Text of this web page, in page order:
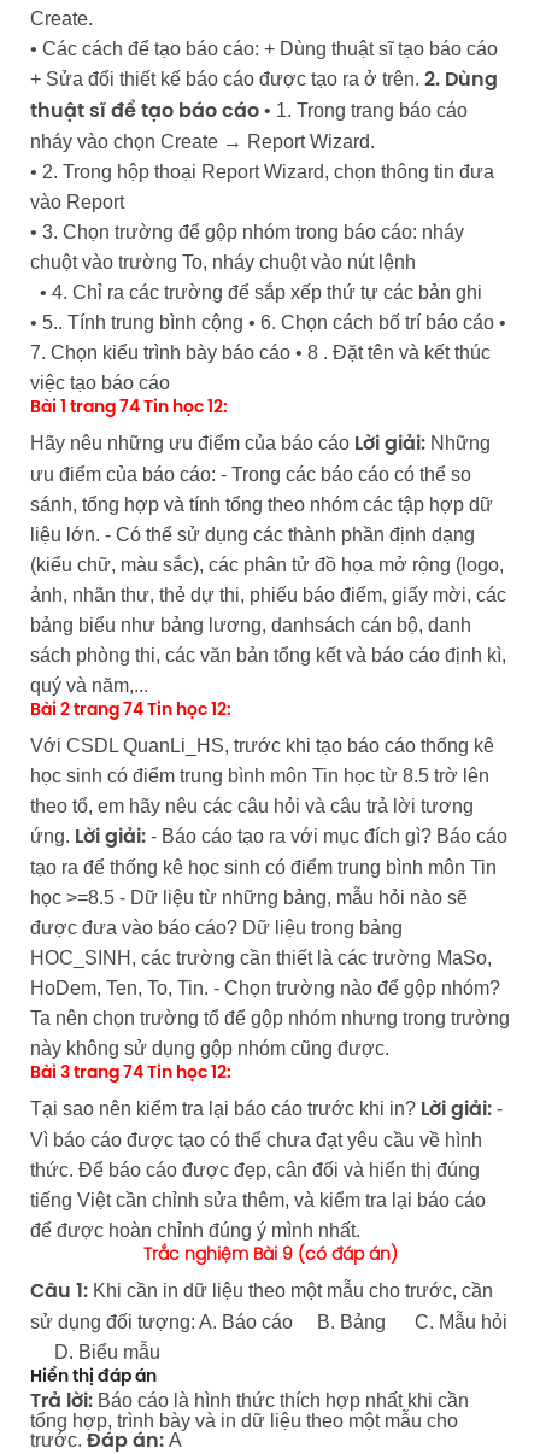
Create.
• Các cách để tạo báo cáo: + Dùng thuật sĩ tạo báo cáo
+ Sửa đổi thiết kế báo cáo được tạo ra ở trên. 2. Dùng
thuật sĩ để tạo báo cáo• 1. Trong trang báo cáo
nháy vào chọn Create → Report Wizard.
• 2. Trong hộp thoại Report Wizard, chọn thông tin đưa
vào Report
• 3. Chọn trường để gộp nhóm trong báo cáo: nháy
chuột vào trường To, nháy chuột vào nút lệnh
• 4. Chỉ ra các trường để sắp xếp thứ tự các bản ghi
• 5.. Tính trung bình cộng • 6. Chọn cách bố trí báo cáo •
7. Chọn kiểu trình bày báo cáo • 8 . Đặt tên và kết thúc
việc tạo báo cáo
Bài 1 trang 74 Tin học 12:
Hãy nêu những ưu điểm của báo cáo Lời giải:Những
ưu điểm của báo cáo: - Trong các báo cáo có thể so
sánh, tổng hợp và tính tổng theo nhóm các tập hợp dữ
liệu lớn. - Có thể sử dụng các thành phần định dạng
(kiểu chữ, màu sắc), các phân tử đồ họa mở rộng (logo,
ảnh, nhãn thư, thẻ dự thi, phiếu báo điểm, giấy mời, các
bảng biểu như bảng lương, danhsách cán bộ, danh
sách phòng thi, các văn bản tổng kết và báo cáo định kì,
quý và năm,...
Bài 2 trang 74 Tin học 12:
Với CSDL QuanLi_HS, trước khi tạo báo cáo thống kê
học sinh có điểm trung bình môn Tin học từ 8.5 trờ lên
theo tổ, em hãy nêu các câu hỏi và câu trả lời tương
ứng. Lời giải:- Báo cáo tạo ra với mục đích gì? Báo cáo
tạo ra để thống kê học sinh có điểm trung bình môn Tin
học >=8.5 - Dữ liệu từ những bảng, mẫu hỏi nào sẽ
được đưa vào báo cáo? Dữ liệu trong bảng
HOC_SINH, các trường cần thiết là các trường MaSo,
HoDem, Ten, To, Tin. - Chọn trường nào để gộp nhóm?
Ta nên chọn trường tổ để gộp nhóm nhưng trong trường
này không sử dụng gộp nhóm cũng được.
Bài 3 trang 74 Tin học 12:
Tại sao nên kiểm tra lại báo cáo trước khi in? Lời giải:-
Vì báo cáo được tạo có thể chưa đạt yêu cầu về hình
thức. Để báo cáo được đẹp, cân đối và hiển thị đúng
tiếng Việt cần chỉnh sửa thêm, và kiểm tra lại báo cáo
để được hoàn chỉnh đúng ý mình nhất.
Trắc nghiệm Bài 9 (có đáp án)
Câu 1:Khi cần in dữ liệu theo một mẫu cho trước, cần
sử dụng đối tượng: A. Báo cáo B. Bảng C. Mẫu hỏi
D. Biểu mẫu
Hiển thị đáp án
Trả lời:Báo cáo là hình thức thích hợp nhất khi cần
tổng hợp, trình bày và in dữ liệu theo một mẫu cho
trước. Đáp án:A